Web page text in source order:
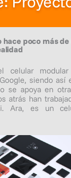
poco más
celular modular
siendo así
se apoya en
atrás han
Ara, es un